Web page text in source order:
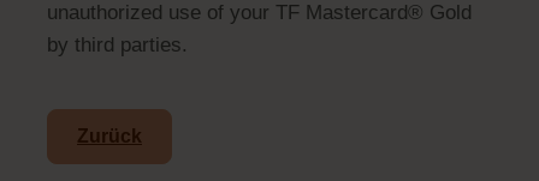
unauthorized use of your TF Mastercard® Gold
by third parties.
Zurück